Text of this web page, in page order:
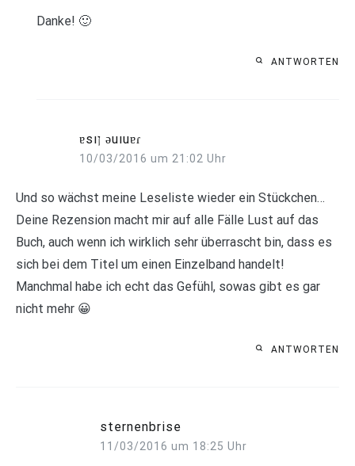
Danke! 🙂
ANTWORTEN
ɐsıן ǝuıuɐɾ
10/03/2016 um 21:02 Uhr
Und so wächst meine Leseliste wieder ein Stückchen…
Deine Rezension macht mir auf alle Fälle Lust auf das
Buch, auch wenn ich wirklich sehr überrascht bin, dass es
sich bei dem Titel um einen Einzelband handelt!
Manchmal habe ich echt das Gefühl, sowas gibt es gar
nicht mehr 😀
ANTWORTEN
sternenbrise
11/03/2016 um 18:25 Uhr